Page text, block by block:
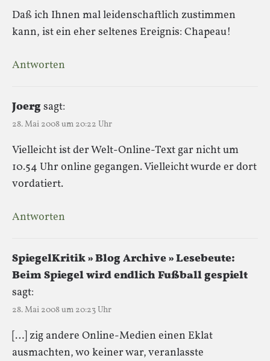
Daß ich Ihnen mal leidenschaftlich zustimmen
kann, ist ein eher seltenes Ereignis: Chapeau!
Antworten
Joergsagt:
28. Mai 2008 um 20:22 Uhr
Vielleicht ist der Welt-Online-Text gar nicht um
10.54 Uhr online gegangen. Vielleicht wurde er dort
vordatiert.
Antworten
SpiegelKritik » Blog Archive » Lesebeute:
Beim Spiegel wird endlich Fußball gespielt
sagt:
28. Mai 2008 um 20:23 Uhr
[…] zig andere Online-Medien einen Eklat
ausmachten, wo keiner war, veranlasste